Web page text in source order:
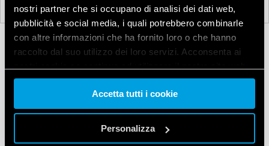
nostri partner che si occupano di analisi dei dati web,
pubblicità e social media, i quali potrebbero combinarle
con altre informazioni che ha fornito loro o che hanno
raccolto dal suo utilizzo dei loro servizi. Acconsenta ai
Vai alla Cookie Policy complet a
Accetta tutti i cookie
Personalizza